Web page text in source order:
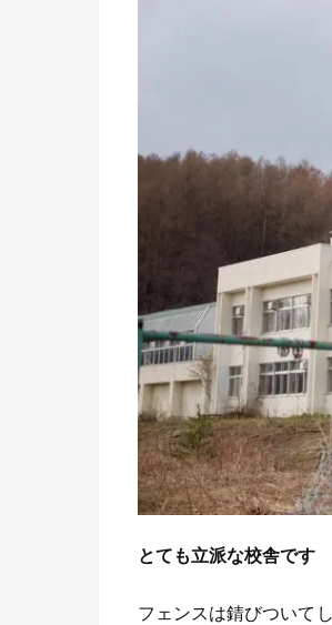
とても立派な校舎です
フェンスは錆びついて